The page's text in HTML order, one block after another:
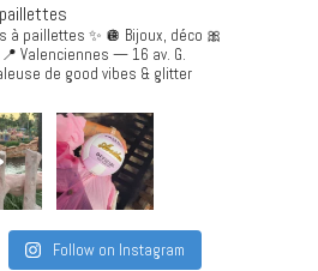
à paillettes ✨ 🪩 Bijoux, déco 🎀
Valenciennes — 16 av. G.
de good vibes & glitter
Follow on Instagram